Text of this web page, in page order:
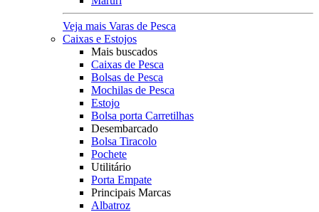
Veja mais Varas de Pesca
Caixas e Estojos
Mais buscados
Caixas de Pesca
Bolsas de Pesca
Mochilas de Pesca
Estojo
Bolsa porta Carretilhas
Desembarcado
Bolsa Tiracolo
Pochete
Utilitário
Porta Empate
Principais Marcas
Albatroz